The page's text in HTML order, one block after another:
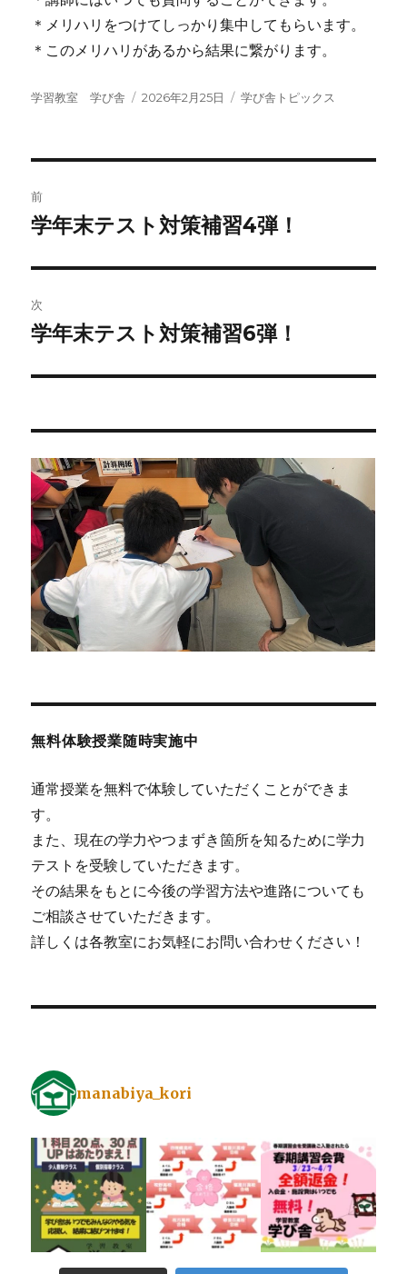
＊メリハリをつけてしっかり集中してもらいます。
＊このメリハリがあるから結果に繋がります。
投
学習教室 学び舎
投
2026年2月25日
カ
学び舎トピックス
稿
ビ
ゲ
ー
ン
前
前
投
稿:
学年末テスト対策補習4弾！
次
次
投
学年末テスト対策補習6弾！
無料体験授業随時実施中
通常授業を無料で体験していただくことができま
す。
また、現在の学力やつまずき箇所を知るために学力
テストを受験していただきます。
その結果をもとに今後の学習方法や進路についても
ご相談させていただきます。
詳しくは各教室にお気軽にお問い合わせください！
manabiya_kori